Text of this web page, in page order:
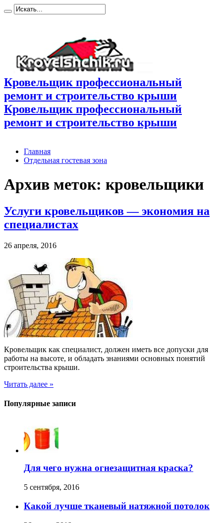
Кровельщик профессиональный
ремонт и строительство крыши
Кровельщик профессиональный
ремонт и строительство крыши
Главная
Отдельная гостевая зона
Архив меток: кровельщики
Услуги кровельщиков — экономия на
специалистах
26 апреля, 2016
Кровельщик как специалист, должен иметь все допуски для
работы на высоте, и обладать знаниями основных понятий
строительства крыши.
Читать далее »
Популярные записи
Для чего нужна огнезащитная краска?
5 сентября, 2016
Какой лучше тканевый натяжной потолок